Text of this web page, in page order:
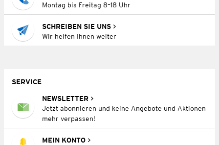
Montag bis Freitag 8–18 Uhr
SCHREIBEN SIE UNS
Wir helfen Ihnen weiter
SERVICE
NEWSLETTER
Jetzt abonnieren und keine Angebote und Aktionen
mehr verpassen!
MEIN KONTO